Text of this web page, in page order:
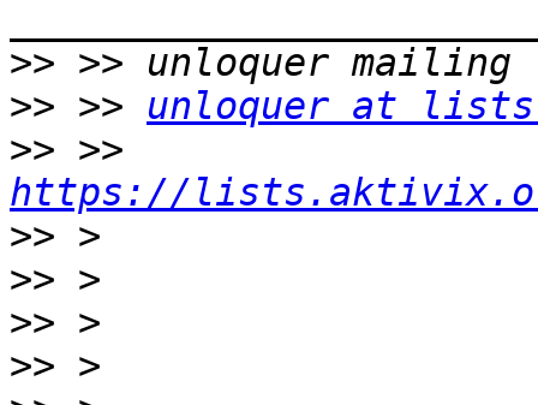
>>
>> >> unloquer at
>>
https://
>>
>>
>>
>>